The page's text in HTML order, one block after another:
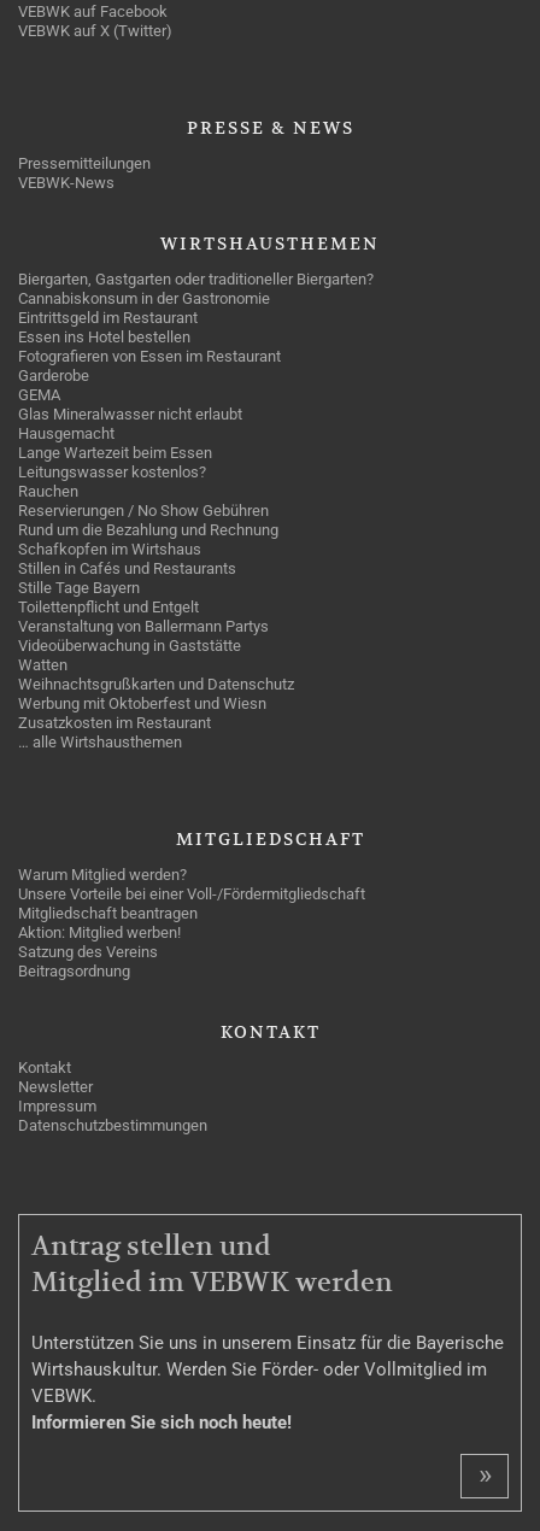
VEBWK auf Facebook
VEBWK auf X (Twitter)
PRESSE & NEWS
Pressemitteilungen
VEBWK-News
WIRTSHAUSTHEMEN
Biergarten, Gastgarten oder traditioneller Biergarten?
Cannabiskonsum in der Gastronomie
Eintrittsgeld im Restaurant
Essen ins Hotel bestellen
Fotografieren von Essen im Restaurant
Garderobe
GEMA
Glas Mineralwasser nicht erlaubt
Hausgemacht
Lange Wartezeit beim Essen
Leitungswasser kostenlos?
Rauchen
Reservierungen / No Show Gebühren
Rund um die Bezahlung und Rechnung
Schafkopfen im Wirtshaus
Stillen in Cafés und Restaurants
Stille Tage Bayern
Toilettenpflicht und Entgelt
Veranstaltung von Ballermann Partys
Videoüberwachung in Gaststätte
Watten
Weihnachtsgrußkarten und Datenschutz
Werbung mit Oktoberfest und Wiesn
Zusatzkosten im Restaurant
… alle Wirtshausthemen
MITGLIEDSCHAFT
Warum Mitglied werden?
Unsere Vorteile bei einer Voll-/Fördermitgliedschaft
Mitgliedschaft beantragen
Aktion: Mitglied werben!
Satzung des Vereins
Beitragsordnung
KONTAKT
Kontakt
Newsletter
Impressum
Datenschutzbestimmungen
MITGLIEDSCHAFT
Antrag stellen und
Mitglied im VEBWK werden
Unterstützen Sie uns in unserem Einsatz für die Bayerische
Wirtshauskultur. Werden Sie Förder- oder Vollmitglied im
VEBWK.
Informieren Sie sich noch heute!
»